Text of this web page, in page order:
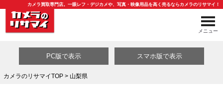
カメラ買取専門店。一眼レフ・デジカメや、写真・映像用品を高く売るならカメラのリサマイ！
メニュー
PC版で表示 スマホ版で表示
カメラのリサマイTOP> 山梨県